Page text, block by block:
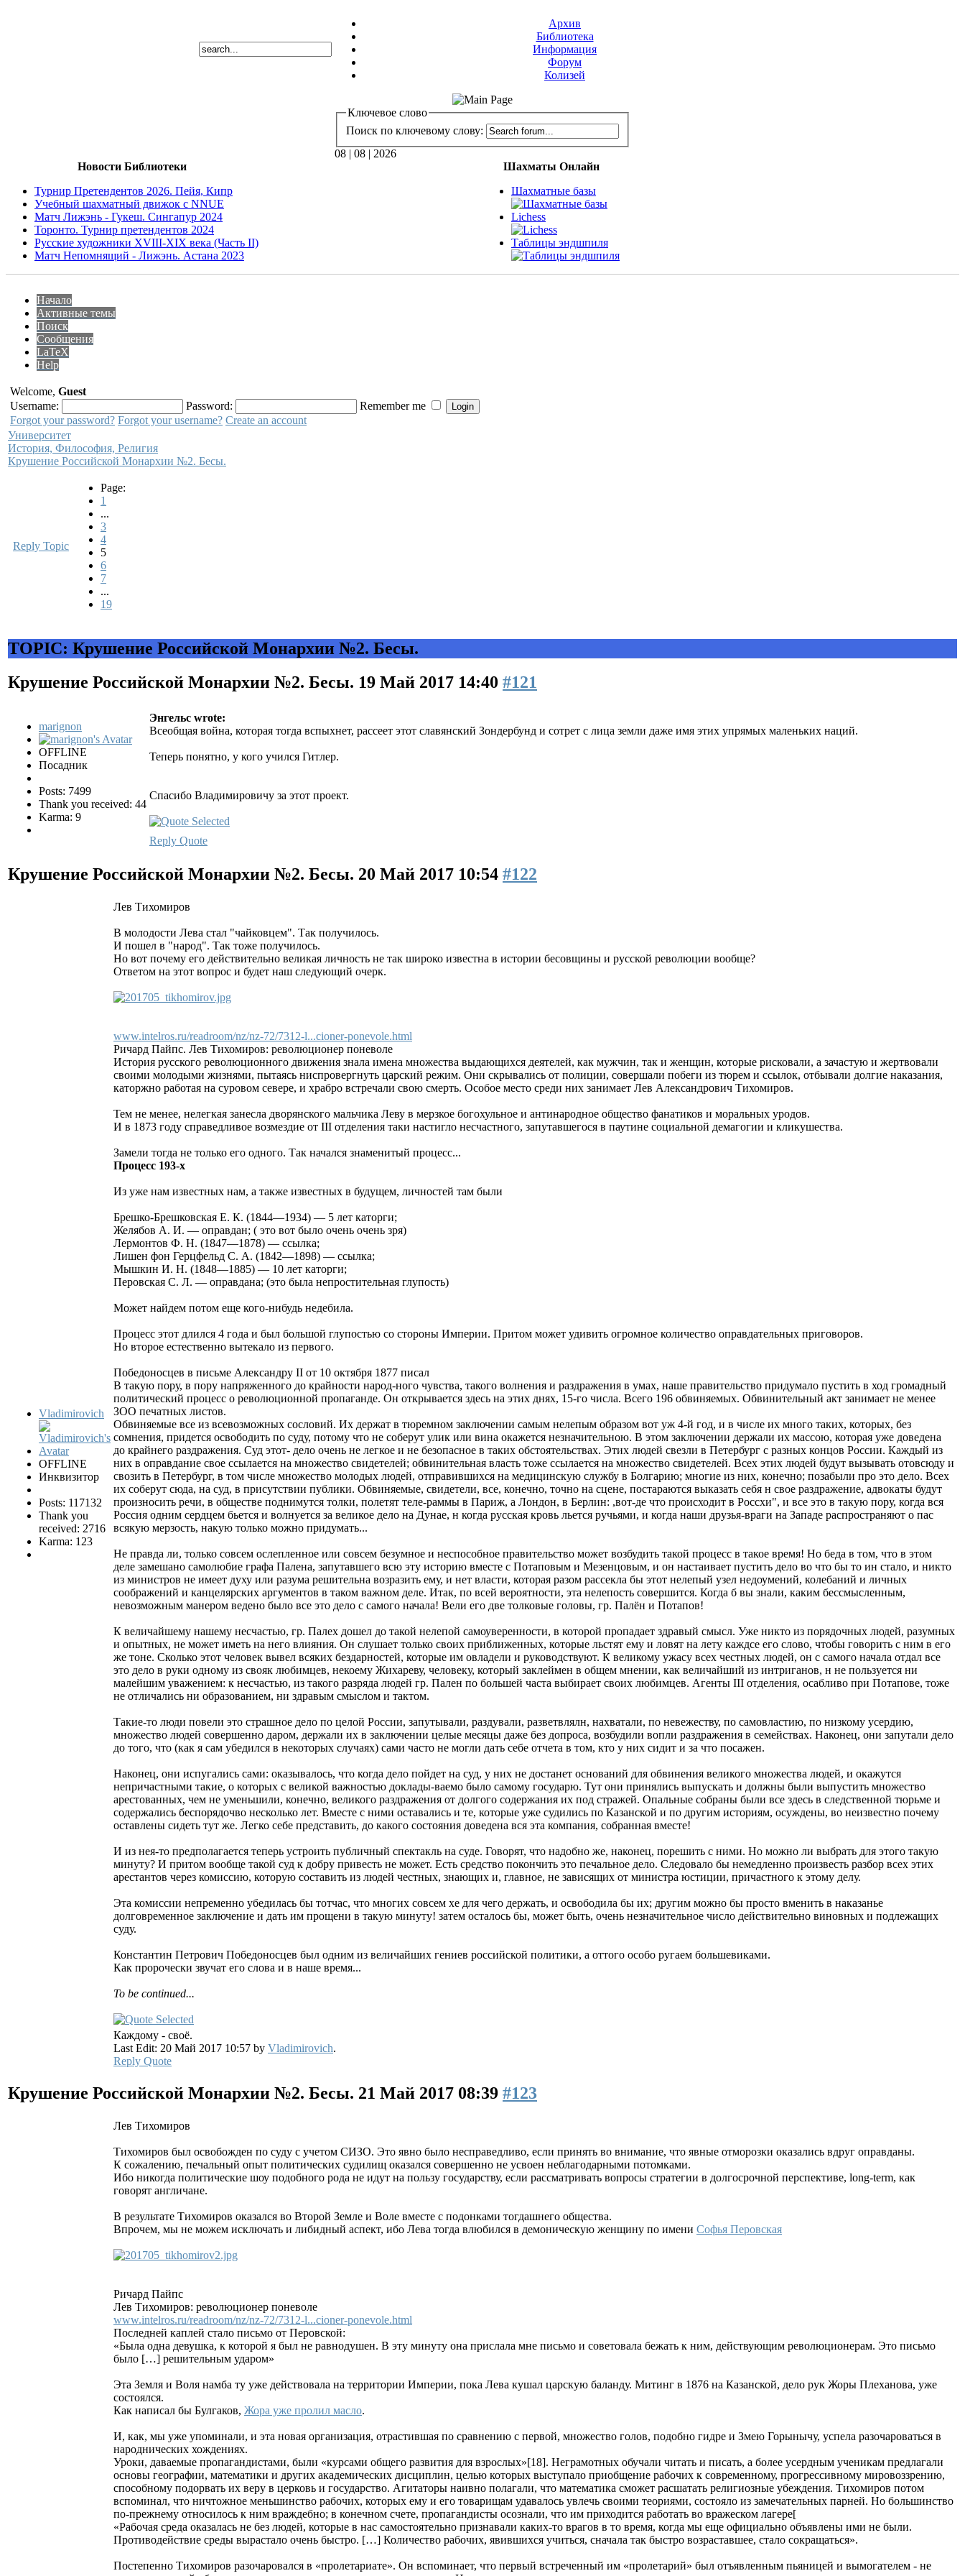
Архив
Библиотека
Информация
Форум
Колизей
Ключевое слово
Поиск по ключевому слову:
08 | 08 | 2026
Новости Библиотеки
Турнир Претендентов 2026. Пейя, Кипр
Учебный шахматный движок с NNUE
Матч Лижэнь - Гукеш. Сингапур 2024
Торонто. Турнир претендентов 2024
Русские художники XVIII-XIX века (Часть II)
Матч Непомнящий - Лижэнь. Астана 2023
Шахматы Онлайн
Шахматные базы
Lichess
Таблицы эндшпиля
Начало
Активные темы
Поиск
Сообщения
LaTeX
Help
Welcome, Guest
Username:
Password:
Remember me
Forgot your password? Forgot your username? Create an account
Университет
История, Философия, Религия
Крушение Российской Монархии №2. Бесы.
Reply Topic
Page:
1
...
3
4
5
6
7
...
19
TOPIC: Крушение Российской Монархии №2. Бесы.
Крушение Российской Монархии №2. Бесы. 19 Май 2017 14:40 #121
marignon
OFFLINE
Посадник
Posts: 7499
Thank you received: 44
Karma: 9
Энгельс wrote:
Всеобщая война, которая тогда вспыхнет, рассеет этот славянский Зондербунд и сотрет с лица земли даже имя этих упрямых маленьких наций.
Теперь понятно, у кого учился Гитлер.
Спасибо Владимировичу за этот проект.
Reply Quote
Крушение Российской Монархии №2. Бесы. 20 Май 2017 10:54 #122
Vladimirovich
OFFLINE
Инквизитор
Posts: 117132
Thank you
received: 2716
Karma: 123
Лев Тихомиров
В молодости Лева стал "чайковцем". Так получилось.
И пошел в "народ". Так тоже получилось.
Но вот почему его действительно великая личность не так широко известна в истории бесовщины и русской революции вообще?
Ответом на этот вопрос и будет наш следующий очерк.
www.intelros.ru/readroom/nz/nz-72/7312-l...cioner-ponevole.html
Ричард Пайпс. Лев Тихомиров: революционер поневоле
История русского революционного движения знала имена множества выдающихся деятелей, как мужчин, так и женщин, которые рисковали, а зачастую и жертвовали
своими молодыми жизнями, пытаясь ниспровергнуть царский режим. Они скрывались от полиции, совершали побеги из тюрем и ссылок, отбывали долгие наказания,
каторжно работая на суровом севере, и храбро встречали свою смерть. Особое место среди них занимает Лев Александрович Тихомиров.
Тем не менее, нелегкая занесла дворянского мальчика Леву в мерзкое богохульное и антинародное общество фанатиков и моральных уродов.
И в 1873 году справедливое возмездие от III отделения таки настигло несчастного, запутавшегося в паутине социальной демагогии и кликушества.
Замели тогда не только его одного. Так начался знаменитый процесс...
Процесс 193-х
Из уже нам известных нам, а также известных в будущем, личностей там были
Брешко-Брешковская Е. К. (1844—1934) — 5 лет каторги;
Желябов А. И. — оправдан; ( это вот было очень очень зря)
Лермонтов Ф. Н. (1847—1878) — ссылка;
Лишен фон Герцфельд С. А. (1842—1898) — ссылка;
Мышкин И. Н. (1848—1885) — 10 лет каторги;
Перовская С. Л. — оправдана; (это была непростительная глупость)
Может найдем потом еще кого-нибудь недебила.
Процесс этот длился 4 года и был большой глупостью со стороны Империи. Притом может удивить огромное количество оправдательных приговоров.
Но второе естественно вытекало из первого.
Победоносцев в письме Александру II от 10 октября 1877 писал
В такую пору, в пору напряженного до крайности народ-ного чувства, такого волнения и раздражения в умах, наше правительство придумало пустить в ход громадный
политический процесс о революционной пропаганде. Он открывается здесь на этих днях, 15-го числа. Всего 196 обвиняемых. Обвинительный акт занимает не менее
ЗОО печатных листов.
Обвиняемые все из всевозможных сословий. Их держат в тюремном заключении самым нелепым образом вот уж 4-й год, и в числе их много таких, которых, без
сомнения, придется освободить по суду, потому что не соберут улик или вина окажется незначительною. В этом заключении держали их массою, которая уже доведена
до крайнего раздражения. Суд этот- дело очень не легкое и не безопасное в таких обстоятельствах. Этих людей свезли в Петербург с разных концов России. Каждый из
них в оправдание свое ссылается на множество свидетелей; обвинительная власть тоже ссылается на множество свидетелей. Всех этих людей будут вызывать отовсюду и
свозить в Петербург, в том числе множество молодых людей, отправившихся на медицинскую службу в Болгарию; многие из них, конечно; позабыли про это дело. Всех
их соберут сюда, на суд, в присутствии публики. Обвиняемые, свидетели, все, конечно, точно на сцене, постараются выказать себя н свое раздражение, адвокаты будут
произносить речи, в обществе поднимутся толки, полетят теле-раммы в Париж, а Лондон, в Берлин: ,вот-де что происходит в Россхи", и все это в такую пору, когда вся
Россия одним сердцем бьется и волнуется за великое дело на Дунае, н когда русская кровь льется ручьями, и когда наши друзья-враги на Западе распространяют о пас
всякую мерзость, накую только можно придумать...
Не правда ли, только совсем ослепленное или совсем безумное и неспособное правительство может возбудить такой процесс в такое время! Но беда в том, что в этом
деле замешано самолюбие графа Палена, запутавшего всю эту историю вместе с Потаповым и Мезенцовым, и он настаивает пустить дело во что бы то ин стало, и никто
из министров не имеет духу или разума решительна возразить ему, и нет власти, которая разом рассекла бы этот нелепый узел недоумений, колебаний и личных
соображений и канцелярских аргументов в таком важном деле. Итак, по всей вероятности, эта нелепость совершится. Когда б вы знали, каким бессмысленным,
невозможным манером ведено было все это дело с самого начала! Вели его две толковые головы, гр. Палён и Потапов!
К величайшему нашему несчастью, гр. Палех дошел до такой нелепой самоуверенности, в которой пропадает здравый смысл. Уже никто из порядочных людей, разумных
и опытных, не может иметь на него влияния. Он слушает только своих приближенных, которые льстят ему и ловят на лету каждсе его слово, чтобы говорить с ним в его
же тоне. Сколько этот человек вывел всяких бездарностей, которые им овладели и руководствуют. К великому ужасу всех честных людей, он с самого начала отдал все
это дело в руки одному из свояк любимцев, некоему Жихареву, человеку, который заклеймен в общем мнении, как величайший из интриганов, н не пользуется ни
малейшим уважением: к несчастью, из такого разряда людей гр. Пален по большей часта выбирает своих любимцев. Агенты III отделения, осабливо при Потапове, тоже
не отличались ни образованием, ни здравым смыслом и тактом.
Такие-то люди повели это страшное дело по целой России, запутывали, раздували, разветвлялн, нахватали, по невежеству, по самовластию, по низкому усердию,
множество людей совершенно даром, держали их в заключении целые месяцы даже без допроса, возбудили вопли раздражения в семействах. Наконец, они запутали дело
до того, что (как я сам убедился в некоторых случаях) сами часто не могли дать себе отчета в том, кто у них сидит и за что посажен.
Наконец, они испугались сами: оказывалось, что когда дело пойдет на суд, у них не достанет оснований для обвинения великого множества людей, и окажутся
непричастными такие, о которых с великой важностью доклады-ваемо было самому государю. Тут они принялись выпускать и должны были выпустить множество
арестованных, чем не уменьшили, конечно, великого раздражения от долгого содержания их под стражей. Опальные собраны были все здесь в следственной тюрьме и
содержались беспорядочво несколько лет. Вместе с ними оставались и те, которые уже судились по Казанской и по другим историям, осуждены, во неизвестно почему
оставлены сидеть тут же. Легко себе представить, до какого состояния доведена вся эта компания, собранная вместе!
И из нея-то предполагается теперь устроить публичный спектакль на суде. Говорят, что надобно же, наконец, порешить с ними. Но можно ли выбрать для этого такую
минуту? И притом вообще такой суд к добру привесть не может. Есть средство покончить это печальное дело. Следовало бы немедленно произвесть разбор всех этих
арестантов через комиссию, которую составить из людей честных, знающих и, главное, не зависящих от министра юстиции, причастного к этому делу.
Эта комиссии непременно убедилась бы тотчас, что многих совсем хе для чего держать, и освободила бы их; другим можно бы просто вменить в наказанье
долговременное заключение и дать им прощени в такую минуту! затем осталось бы, может быть, очень незначительное число действительно виновных и подлежащих
суду.
Константин Петрович Победоносцев был одним из величайших гениев российской политики, а оттого оcобо ругаем большевиками.
Как пророчески звучат его слова и в наше время...
To be continued...
Каждому - своё.
Last Edit: 20 Май 2017 10:57 by Vladimirovich.
Reply Quote
Крушение Российской Монархии №2. Бесы. 21 Май 2017 08:39 #123
Лев Тихомиров
Тихомиров был освобожден по суду с учетом СИЗО. Это явно было несправедливо, если принять во внимание, что явные отморозки оказались вдруг оправданы.
К сожалению, печальный опыт политических судилищ оказался совершенно не усвоен неблагодарными потомками.
Ибо никогда политические шоу подобного рода не идут на пользу государству, если рассматривать вопросы стратегии в долгосрочной перспективе, long-term, как
говорят англичане.
В результате Тихомиров оказался во Второй Земле и Воле вместе с подонками тогдашнего общества.
Впрочем, мы не можем исключать и либидный аспект, ибо Лева тогда влюбился в демоническую женщину по имени Софья Перовская
Ричард Пайпс
Лев Тихомиров: революционер поневоле
www.intelros.ru/readroom/nz/nz-72/7312-l...cioner-ponevole.html
Последней каплей стало письмо от Перовской:
«Была одна девушка, к которой я был не равнодушен. В эту минуту она прислала мне письмо и советовала бежать к ним, действующим революционерам. Это письмо
было […] решительным ударом»
Эта Земля и Воля намба ту уже действовала на территории Империи, пока Лева кушал царскую баланду. Митинг в 1876 на Казанской, дело рук Жоры Плеханова, уже
состоялся.
Как написал бы Булгаков, Жора уже пролил масло.
И, как, мы уже упоминали, и эта новая организация, отрастившая по сравнению с первой, множество голов, подобно гидре и Змею Горынычу, успела разочароваться в
народнических хождениях.
Уроки, даваемые пропагандистами, были «курсами общего развития для взрослых»[18]. Неграмотных обучали читать и писать, а более усердным ученикам предлагали
основы географии, математики и других академических дисциплин, целью которых выступало приобщение рабочих к современному, прогрессивному мировоззрению,
способному подорвать их веру в церковь и государство. Агитаторы наивно полагали, что математика сможет расшатать религиозные убеждения. Тихомиров потом
вспоминал, что ничтожное меньшинство рабочих, которых ему и его товарищам удавалось увлечь своими теориями, состояло из замечательных парней. Но большинство
по-прежнему относилось к ним враждебно; в конечном счете, пропагандисты осознали, что им приходится работать во вражеском лагере[
«Рабочая среда оказалась не без людей, которые в нас самостоятельно признавали каких-то врагов в то время, когда мы еще официально объявлены ими не были.
Противодействие среды вырастало очень быстро. […] Количество рабочих, явившихся учиться, сначала так быстро возраставшее, стало сокращаться».
Постепенно Тихомиров разочаровался в «пролетариате». Он вспоминает, что первый встреченный им «пролетарий» был отъявленным пьяницей и вымогателем - не